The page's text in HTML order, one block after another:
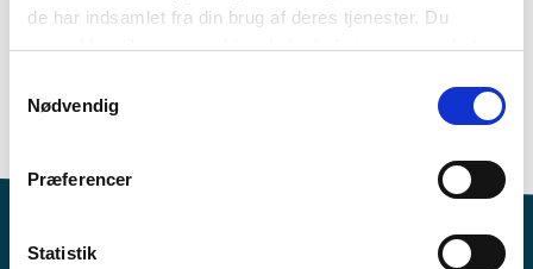
de har indsamlet fra din brug af deres tjenester. Du
samtykker til vores cookies, hvis du fortsætter med at
Nødvendig
Præferencer
Statistik
TAGS
Kielenopetus
Pitkä elokuva
Identiteetti